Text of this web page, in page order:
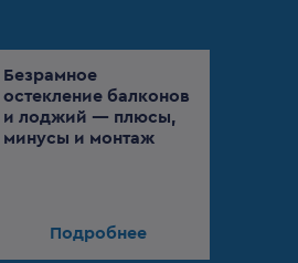
Безрамное
остекление балконов
и лоджий — плюсы,
минусы и монтаж
Подробнее